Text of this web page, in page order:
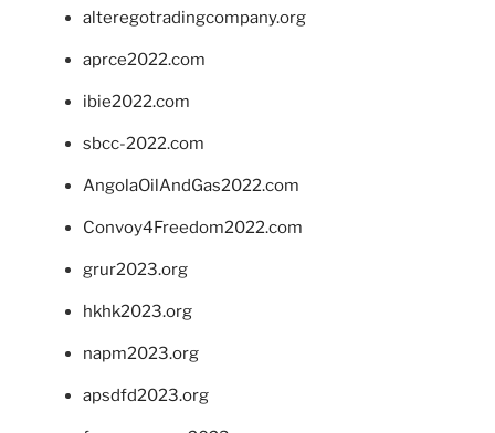
alteregotradingcompany.org
aprce2022.com
ibie2022.com
sbcc-2022.com
AngolaOilAndGas2022.com
Convoy4Freedom2022.com
grur2023.org
hkhk2023.org
napm2023.org
apsdfd2023.org